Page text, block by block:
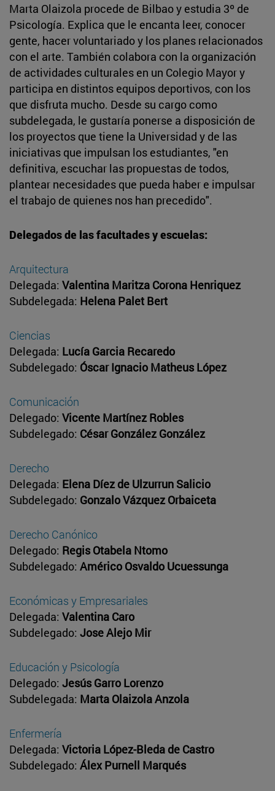
Marta Olaizola procede de Bilbao y estudia 3º de
Psicología. Explica que le encanta leer, conocer
gente, hacer voluntariado y los planes relacionados
con el arte. También colabora con la organización
de actividades culturales en un Colegio Mayor y
participa en distintos equipos deportivos, con los
que disfruta mucho. Desde su cargo como
subdelegada, le gustaría ponerse a disposición de
los proyectos que tiene la Universidad y de las
iniciativas que impulsan los estudiantes, "en
definitiva, escuchar las propuestas de todos,
plantear necesidades que pueda haber e impulsar
el trabajo de quienes nos han precedido".
Delegados de las facultades y escuelas:
Arquitectura
Delegada: Valentina Maritza Corona Henriquez
Subdelegada: Helena Palet Bert
Ciencias
Delegada: Lucía Garcia Recaredo
Subdelegado: Óscar Ignacio Matheus López
Comunicación
Delegado: Vicente Martínez Robles
Subdelegado: César González González
Derecho
Delegada: Elena Díez de Ulzurrun Salicio
Subdelegado: Gonzalo Vázquez Orbaiceta
Derecho Canónico
Delegado: Regis Otabela Ntomo
Subdelegado: Américo Osvaldo Ucuessunga
Económicas y Empresariales
Delegada: Valentina Caro
Subdelegado: Jose Alejo Mir
Educación y Psicología
Delegado: Jesús Garro Lorenzo
Subdelegada: Marta Olaizola Anzola
Enfermería
​​​​​​​Delegada: Victoria López-Bleda de Castro
Subdelegado: Álex Purnell Marqués